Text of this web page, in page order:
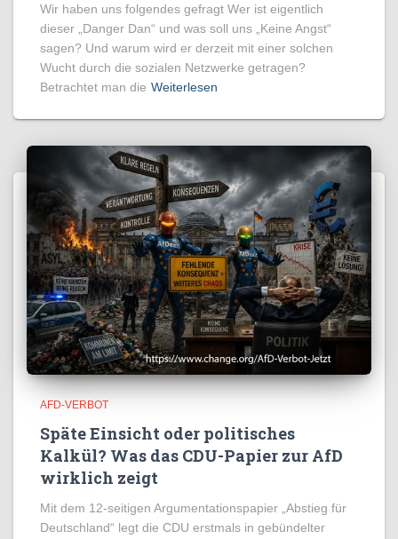
Wir haben uns folgendes gefragt Wer ist eigentlich
dieser „Danger Dan“ und was soll uns „Keine Angst“
sagen? Und warum wird er derzeit mit einer solchen
Wucht durch die sozialen Netzwerke getragen?
Betrachtet man die Weiterlesen
AFD-VERBOT
Späte Einsicht oder politisches
Kalkül? Was das CDU-Papier zur AfD
wirklich zeigt
Mit dem 12-seitigen Argumentationspapier „Abstieg für
Deutschland“ legt die CDU erstmals in gebündelter